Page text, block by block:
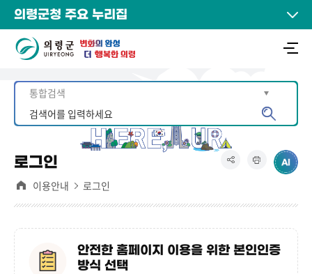
의령군청 주요 누리집
로그인
이용안내 로그인
안전한 홈페이지 이용을 위한 본인인증
방식 선택